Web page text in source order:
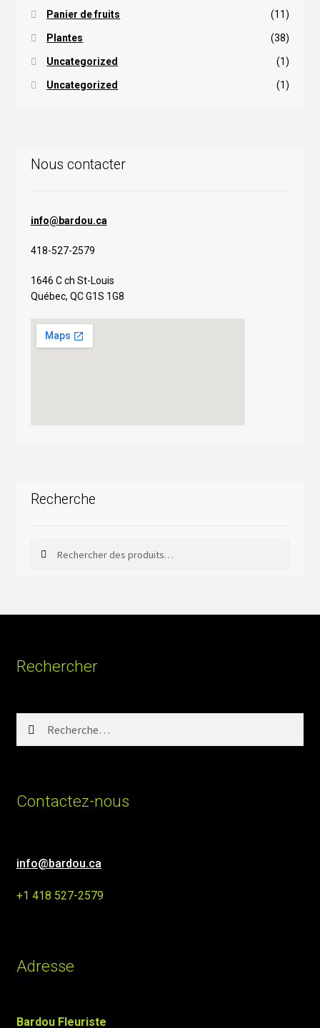
Panier de fruits (11)
Plantes (38)
Uncategorized (1)
Uncategorized (1)
Nous contacter
info@bardou.ca
418-527-2579
1646 C ch St-Louis
Québec, QC G1S 1G8
Recherche
Rechercher
Contactez-nous
info@bardou.ca
+1 418 527-2579
Adresse
Bardou Fleuriste